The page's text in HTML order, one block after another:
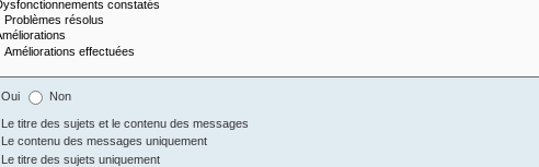
Oui Non
Le titre des sujets et le contenu des messages
Le contenu des messages uniquement
Le titre des sujets uniquement